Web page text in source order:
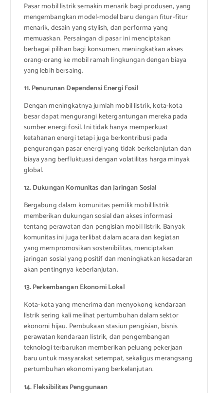
Pasar mobil listrik semakin menarik bagi produsen, yang
mengembangkan model-model baru dengan fitur-fitur
menarik, desain yang stylish, dan performa yang
memuaskan. Persaingan di pasar ini menciptakan
berbagai pilihan bagi konsumen, meningkatkan akses
orang-orang ke mobil ramah lingkungan dengan biaya
yang lebih bersaing.
11. Penurunan Dependensi Energi Fosil
Dengan meningkatnya jumlah mobil listrik, kota-kota
besar dapat mengurangi ketergantungan mereka pada
sumber energi fosil. Ini tidak hanya memperkuat
ketahanan energi tetapi juga berkontribusi pada
pengurangan pasar energi yang tidak berkelanjutan dan
biaya yang berfluktuasi dengan volatilitas harga minyak
global.
12. Dukungan Komunitas dan Jaringan Sosial
Bergabung dalam komunitas pemilik mobil listrik
memberikan dukungan sosial dan akses informasi
tentang perawatan dan pengisian mobil listrik. Banyak
komunitas ini juga terlibat dalam acara dan kegiatan
yang mempromosikan sostenibilitas, menciptakan
jaringan sosial yang positif dan meningkatkan kesadaran
akan pentingnya keberlanjutan.
13. Perkembangan Ekonomi Lokal
Kota-kota yang menerima dan menyokong kendaraan
listrik sering kali melihat pertumbuhan dalam sektor
ekonomi hijau. Pembukaan stasiun pengisian, bisnis
perawatan kendaraan listrik, dan pengembangan
teknologi terbarukan memberikan peluang pekerjaan
baru untuk masyarakat setempat, sekaligus merangsang
pertumbuhan ekonomi yang berkelanjutan.
14. Fleksibilitas Penggunaan